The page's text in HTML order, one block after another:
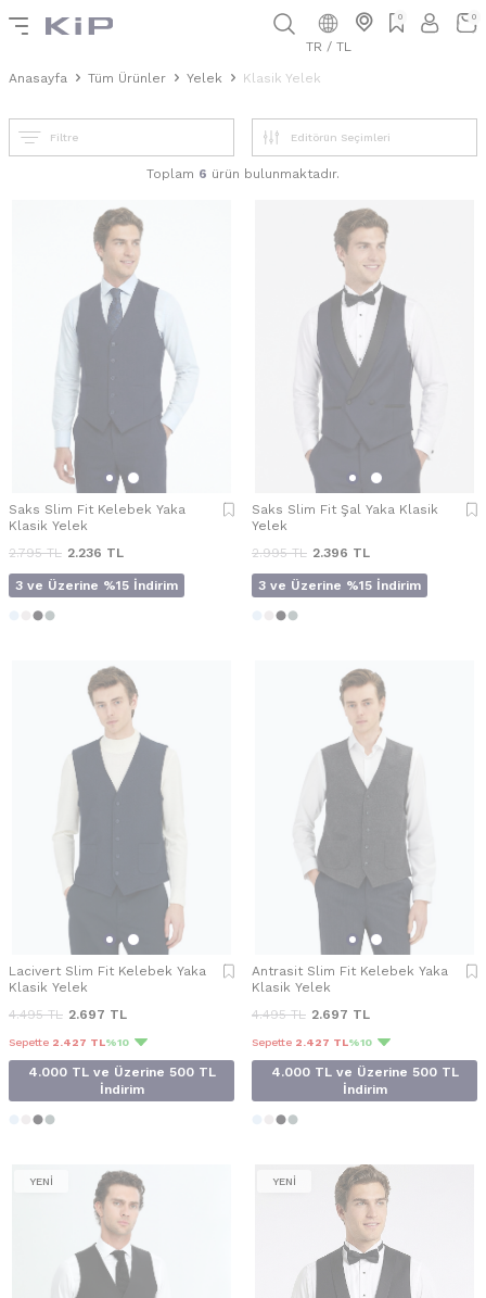
TR / TL
0 0
Anasayfa Tüm Ürünler Yelek Klasik Yelek
Filtre
Toplam 6 ürün bulunmaktadır.
Saks Slim Fit Kelebek Yaka
Klasik Yelek
2.795TL 2.236 TL
3 ve Üzerine %15 İndirim
Saks Slim Fit Şal Yaka Klasik
Yelek
2.995TL 2.396 TL
3 ve Üzerine %15 İndirim
Lacivert Slim Fit Kelebek Yaka
Klasik Yelek
4.495TL 2.697 TL
Sepette 2.427 TL%10
4.000 TL ve Üzerine 500 TL
İndirim
Antrasit Slim Fit Kelebek Yaka
Klasik Yelek
4.495TL 2.697 TL
Sepette 2.427 TL%10
4.000 TL ve Üzerine 500 TL
İndirim
YENİ YENİ